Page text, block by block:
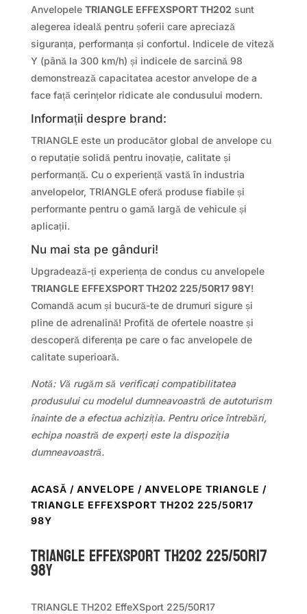
Anvelopele TRIANGLE EFFEXSPORT TH202 sunt
alegerea ideală pentru șoferii care apreciază
siguranța, performanța și confortul. Indicele de viteză
Y (până la 300 km/h) și indicele de sarcină 98
demonstrează capacitatea acestor anvelope de a
face față cerințelor ridicate ale condusului modern.
Informații despre brand:
TRIANGLE este un producător global de anvelope cu
o reputație solidă pentru inovație, calitate și
performanță. Cu o experiență vastă în industria
anvelopelor, TRIANGLE oferă produse fiabile și
performante pentru o gamă largă de vehicule și
aplicații.
Nu mai sta pe gânduri!
Upgradează-ți experiența de condus cu anvelopele
TRIANGLE EFFEXSPORT TH202 225/50R17 98Y!
Comandă acum și bucură-te de drumuri sigure și
pline de adrenalină! Profită de ofertele noastre și
descoperă diferența pe care o fac anvelopele de
calitate superioară.
Notă: Vă rugăm să verificați compatibilitatea
produsului cu modelul dumneavoastră de autoturism
înainte de a efectua achiziția. Pentru orice întrebări,
echipa noastră de experți este la dispoziția
dumneavoastră.
ACASĂ / ANVELOPE / ANVELOPE TRIANGLE /
TRIANGLE EFFEXSPORT TH202 225/50R17
98Y
TRIANGLE EFFEXSPORT TH202 225/50R17
98Y
TRIANGLE TH202 EffeXSport 225/50R17